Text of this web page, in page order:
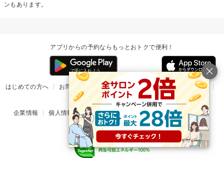
ンもあります。
アプリからの予約ならもっとおトクで便利！
はじめての方へ お問い合わせ ヘルプ リリース情報
利用規約
掲載ご希望のサロン様
企業情報 個人情報保護方針 楽天のサービス一覧 アプリ一覧
© Rakuten Group, Inc.